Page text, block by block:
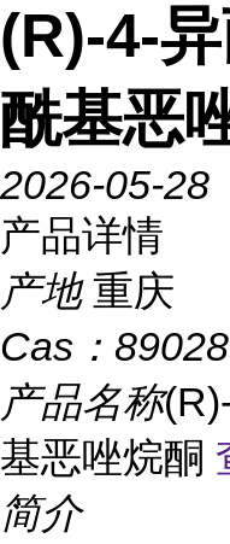
(R)-4-
酰基恶
2026-05-28
产品详情
产地 重庆
Cas：
产品名称
基恶唑烷酮
简介